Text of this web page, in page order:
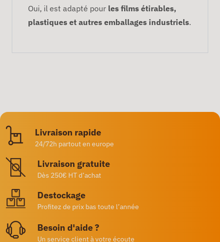
Oui, il est adapté pour les films étirables,
plastiques et autres emballages industriels.
Livraison rapide
24/72h partout en europe
Livraison gratuite
Dès 250€ HT d’achat
Destockage
Profitez de prix bas toute l’année
Besoin d'aide ?
Un service client à votre écoute